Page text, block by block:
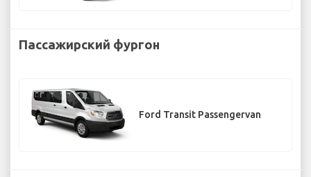
Пассажирский фургон
Ford Transit Passengervan